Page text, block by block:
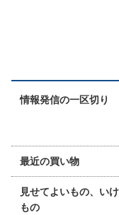
情報発信の一区切り
最近の買い物
見せてよいもの、い
もの